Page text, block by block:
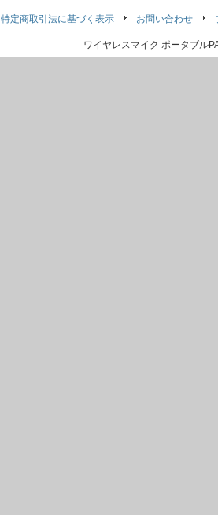
特定商取引法に基づく表示 お問い合わせ
ワイヤレスマイク ポータブル